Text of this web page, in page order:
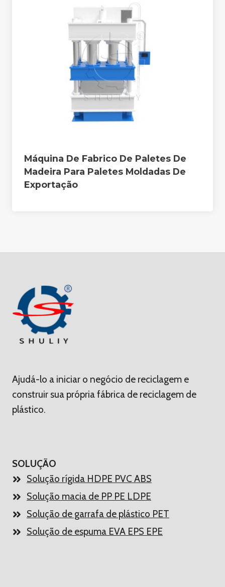
Máquina De Fabrico De Paletes De
Madeira Para Paletes Moldadas De
Exportação
Ajudá-lo a iniciar o negócio de reciclagem e
construir sua própria fábrica de reciclagem de
plástico.
SOLUÇÃO
Solução rígida HDPE PVC ABS
Solução macia de PP PE LDPE
Solução de garrafa de plástico PET
Solução de espuma EVA EPS EPE